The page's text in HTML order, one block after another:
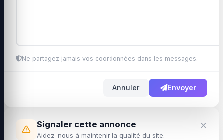
Ne partagez jamais vos coordonnées dans les messages.
Annuler Envoyer
Signaler cette annonce
Aidez-nous à maintenir la qualité du site.
×